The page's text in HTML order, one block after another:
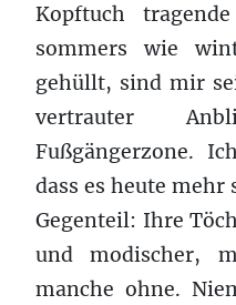
Kopftuch
sommers wie
gehüllt, sind mir
vertrauter
Fußgängerzone.
dass es heute
Gegenteil: Ihre
und modischer,
manche ohne.